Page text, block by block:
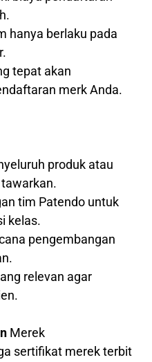
hanya berlaku pada
tepat akan
merk Anda.
produk atau
tawarkan.
tim Patendo untuk
kelas.
pengembangan
relevan agar
Merek
sertifikat merek terbit